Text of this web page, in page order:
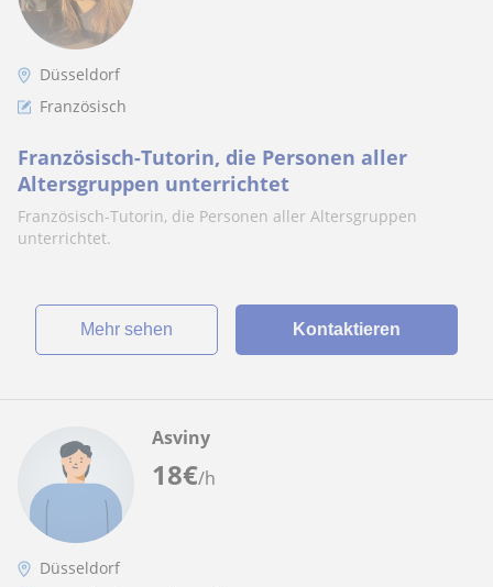
Düsseldorf
Französisch
Französisch-Tutorin, die Personen aller
Altersgruppen unterrichtet
Französisch-Tutorin, die Personen aller Altersgruppen
unterrichtet.
Mehr sehen Kontaktieren
18€/h
Asviny
Düsseldorf